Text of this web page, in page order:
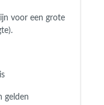
voor een grote
gelden